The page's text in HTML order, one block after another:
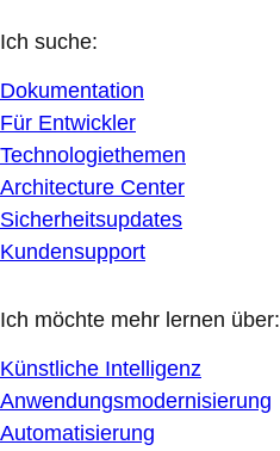
Ich suche:
Dokumentation
Für Entwickler
Technologiethemen
Architecture Center
Sicherheitsupdates
Kundensupport
Ich möchte mehr lernen über:
Künstliche Intelligenz
Anwendungsmodernisierung
Automatisierung